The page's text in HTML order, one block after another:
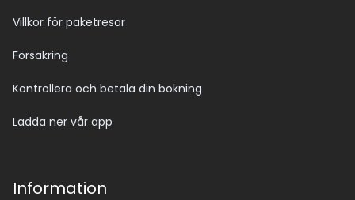
Villkor för paketresor
Försäkring
Kontrollera och betala din bokning
Ladda ner vår app
Information